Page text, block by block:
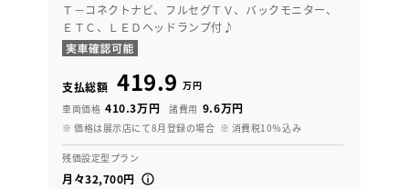
Ｔ－コネクトナビ、フルセグＴＶ、バックモニター、
ＥＴＣ、ＬＥＤヘッドランプ付♪
支払総額 419.9 万円
車両価格 410.3万円 諸費用 9.6万円
※ 価格は展示店にて8月登録の場合 ※ 消費税10％込み
残価設定型プラン
月々32,700円